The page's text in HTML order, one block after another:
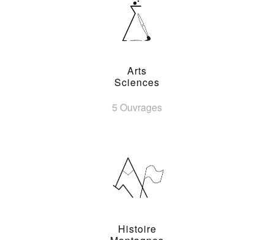
Arts
Sciences
5 Ouvrages
Histoire